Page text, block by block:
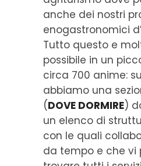
anche dei nostri
enogastronomici
Tutto questo e
possibile in un
circa 700 anime:
abbiamo una
(DOVE DORMIRE)
un elenco di
con le quali
da tempo e che vi